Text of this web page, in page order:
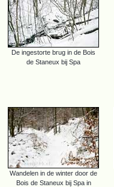
De ingestorte brug in de Bois
de Staneux bij Spa
Wandelen in de winter door de
Bois de Staneux bij Spa in